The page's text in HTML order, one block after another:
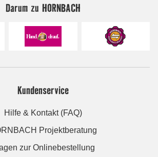
Darum zu HORNBACH
Kundenservice
Hilfe & Kontakt (FAQ)
Projektberatung
zur Onlinebestellung